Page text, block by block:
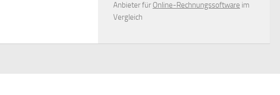
Anbieter für Online-Rechnungssoftware im
Vergleich